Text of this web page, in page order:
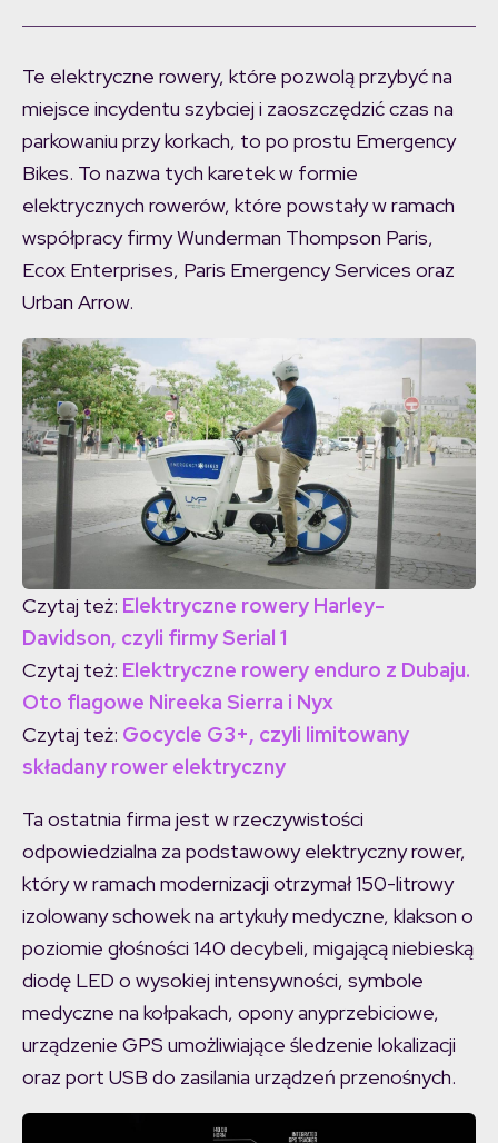
Te elektryczne rowery, które pozwolą przybyć na
miejsce incydentu szybciej i zaoszczędzić czas na
parkowaniu przy korkach, to po prostu Emergency
Bikes. To nazwa tych karetek w formie
elektrycznych rowerów, które powstały w ramach
współpracy firmy Wunderman Thompson Paris,
Ecox Enterprises, Paris Emergency Services oraz
Urban Arrow.
Czytaj też: Elektryczne rowery Harley-
Davidson, czyli firmy Serial 1
Czytaj też: Elektryczne rowery enduro z Dubaju.
Oto flagowe Nireeka Sierra i Nyx
Czytaj też: Gocycle G3+, czyli limitowany
składany rower elektryczny
Ta ostatnia firma jest w rzeczywistości
odpowiedzialna za podstawowy elektryczny rower,
który w ramach modernizacji otrzymał 150-litrowy
izolowany schowek na artykuły medyczne, klakson o
poziomie głośności 140 decybeli, migającą niebieską
diodę LED o wysokiej intensywności, symbole
medyczne na kołpakach, opony anyprzebiciowe,
urządzenie GPS umożliwiające śledzenie lokalizacji
oraz port USB do zasilania urządzeń przenośnych.